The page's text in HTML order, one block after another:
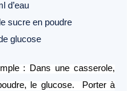
d’eau
sucre en poudre
glucose
: Dans une casserole,
le glucose. Porter à